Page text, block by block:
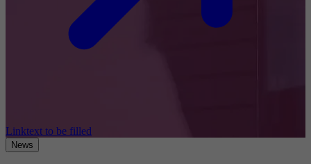
Linktext to be filled
News